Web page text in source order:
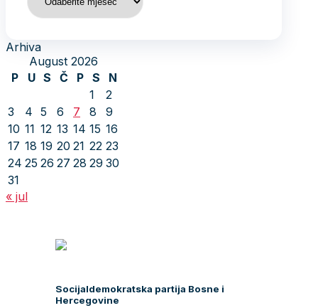
Arhiva
August 2026
P
U S Č P S
N
1
2
3
4 5 6 7 8
9
10 11 12 13 14 15 16
17 18 19 20 21 22 23
24 25 26 27 28 29 30
31
« jul
Socijaldemokratska partija Bosne i
Hercegovine